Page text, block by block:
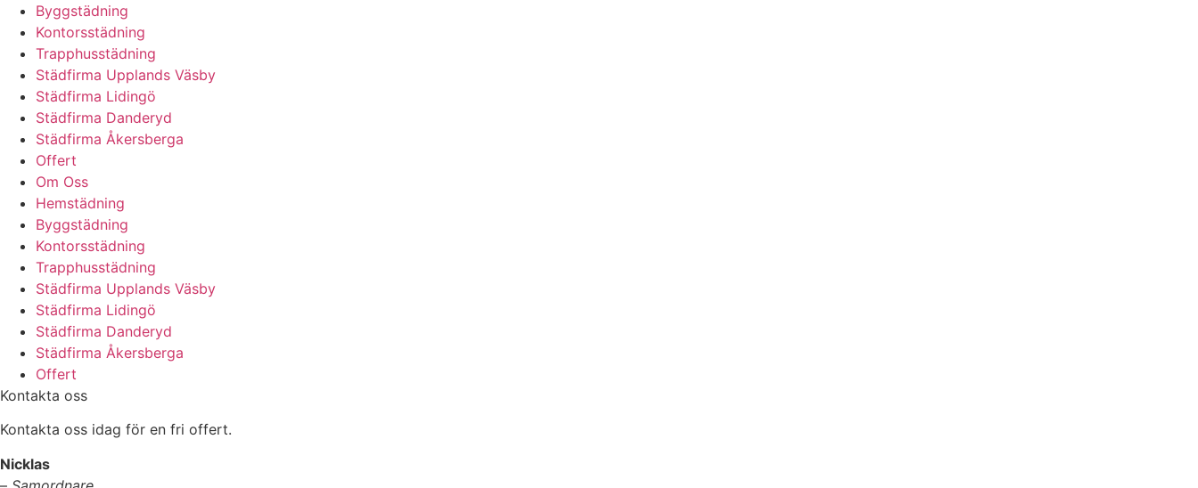
Byggstädning
Kontorsstädning
Trapphusstädning
Städfirma Upplands Väsby
Städfirma Lidingö
Städfirma Danderyd
Städfirma Åkersberga
Offert
Om Oss
Hemstädning
Byggstädning
Kontorsstädning
Trapphusstädning
Städfirma Upplands Väsby
Städfirma Lidingö
Städfirma Danderyd
Städfirma Åkersberga
Offert
Kontakta oss
Kontakta oss idag för en fri offert.
Nicklas